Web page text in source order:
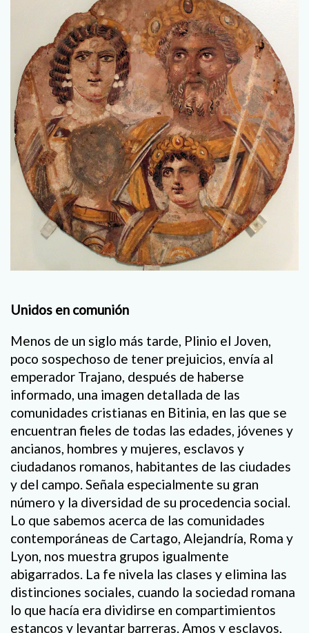
Unidos en comunión
Menos de un siglo más tarde, Plinio el Joven,
poco sospechoso de tener prejuicios, envía al
emperador Trajano, después de haberse
informado, una imagen detallada de las
comunidades cristianas en Bitinia, en las que se
encuentran fieles de todas las edades, jóvenes y
ancianos, hombres y mujeres, esclavos y
ciudadanos romanos, habitantes de las ciudades
y del campo. Señala especialmente su gran
número y la diversidad de su procedencia social.
Lo que sabemos acerca de las comunidades
contemporáneas de Cartago, Alejandría, Roma y
Lyon, nos muestra grupos igualmente
abigarrados. La fe nivela las clases y elimina las
distinciones sociales, cuando la sociedad romana
lo que hacía era dividirse en compartimientos
estancos y levantar barreras. Amos y esclavos,